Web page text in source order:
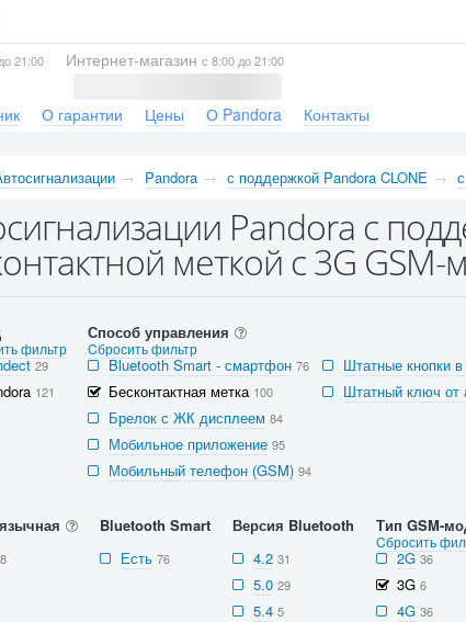
21:00 Интернет-магазин с 8:00 до 21:00
О гарантии Цены О Pandora Контакты
Pandora с поддержкой Pandora CLONE
Pandora с
меткой с 3G GSM-
фильтр
29
121
Способ управления
Cбросить фильтр
Bluetooth Smart - смартфон 76
Бесконтактная метка 100
Брелок с ЖК дисплеем 84
Мобильное приложение 95
Мобильный телефон (GSM) 94
Штатные кнопки
Штатный ключ от
8
Bluetooth Smart
Есть 76
Версия Bluetooth
4.2 31
5.0 29
5.4 5
Тип GSM-
Cбросить
2G 36
3G 6
4G 36